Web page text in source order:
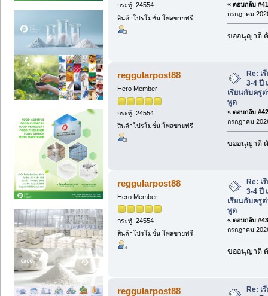
กระทู้: 24554
สินค้าโปรโมชั่น โพสขายฟรี
« ตอบกลับ
กรกฎาคม
ขออนุญาติ
reggularpost88
Hero Member
กระทู้: 24554
สินค้าโปรโมชั่น โพสขายฟรี
Re: เ
3-4 ปี
เรียนกับครู
พูด
« ตอบกลับ
กรกฎาคม
ขออนุญาติ
reggularpost88
Hero Member
กระทู้: 24554
สินค้าโปรโมชั่น โพสขายฟรี
Re: เ
3-4 ปี
เรียนกับครู
พูด
« ตอบกลับ
กรกฎาคม
ขออนุญาติ
reggularpost88
Re: เ